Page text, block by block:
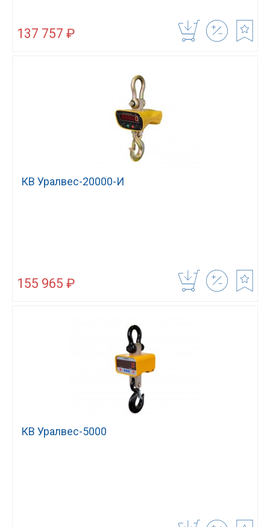
137 757 ₽
КВ Уралвес-20000-И
155 965 ₽
КВ Уралвес-5000